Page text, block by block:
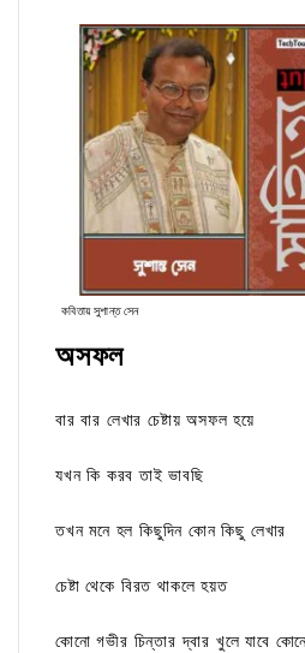
কবিতায় সুশান্ত সেন
অসফল
বার বার লেখার চেষ্টায় অসফল হয়ে
যখন কি করব তাই ভাবছি
তখন মনে হল কিছুদিন কোন কিছু লেখার
চেষ্টা থেকে বিরত থাকলে হয়ত
কোনো গভীর চিন্তার দ্বার খুলে যাবে